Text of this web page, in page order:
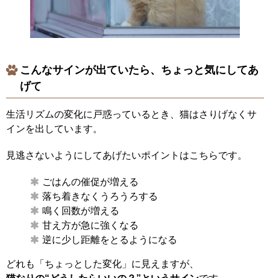
こんなサインが出ていたら、ちょっと気にしてあ
げて
生活リズムの変化に戸惑っているとき、猫はさりげなくサ
インを出しています。
見逃さないようにしてあげたいポイントはこちらです。
ごはんの催促が増える
落ち着きなくうろうろする
鳴く回数が増える
甘え方が急に強くなる
逆に少し距離をとるようになる
どれも「ちょっとした変化」に見えますが、